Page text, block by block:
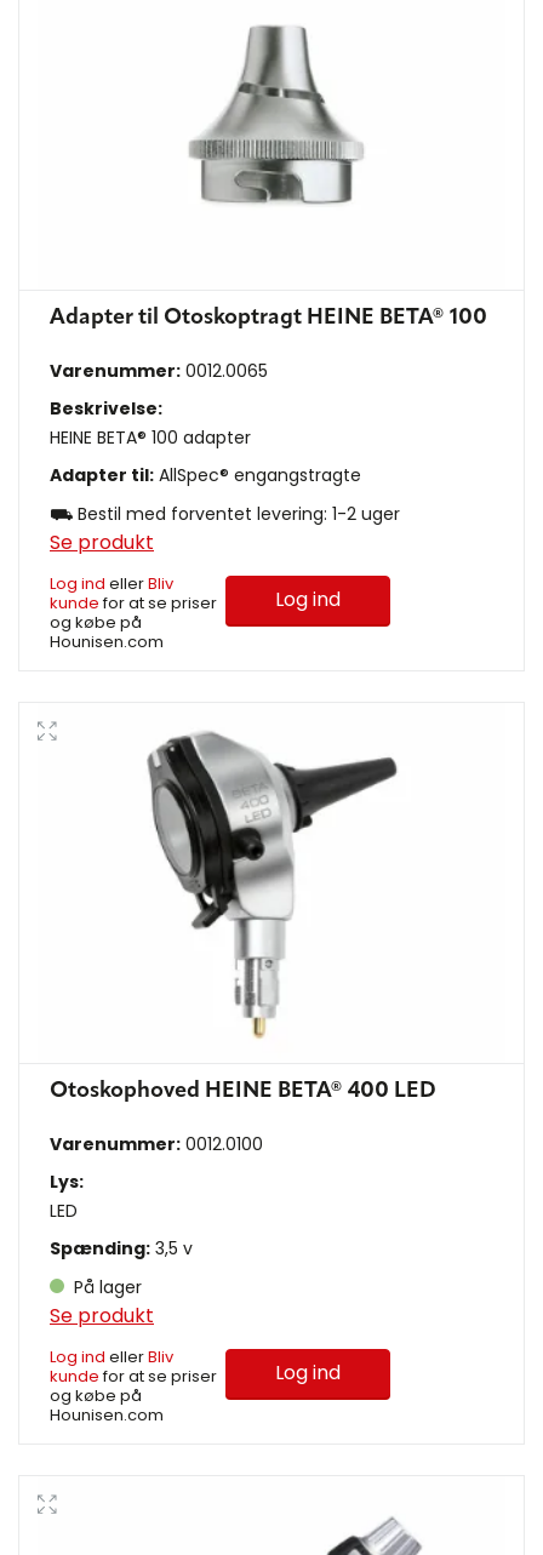
Adapter til Otoskoptragt HEINE BETA® 100
Varenummer: 0012.0065
Beskrivelse:
HEINE BETA® 100 adapter
Adapter til: AllSpec® engangstragte
⛟ Bestil med forventet levering: 1-2 uger
Se produkt
Log ind ellerBliv
kundefor at se priser
og købe på
Hounisen.com
Log ind
Otoskophoved HEINE BETA® 400 LED
Varenummer: 0012.0100
Lys:
LED
Spænding: 3,5 v
På lager
Se produkt
Log ind ellerBliv
kundefor at se priser
og købe på
Hounisen.com
Log ind